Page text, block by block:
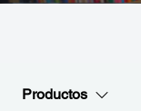
Productos